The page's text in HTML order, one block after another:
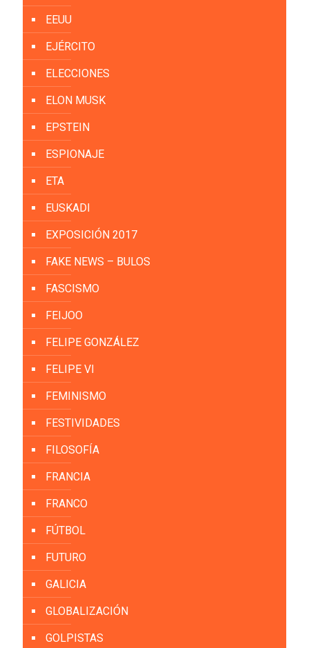
EEUU
EJÉRCITO
ELECCIONES
ELON MUSK
EPSTEIN
ESPIONAJE
ETA
EUSKADI
EXPOSICIÓN 2017
FAKE NEWS – BULOS
FASCISMO
FEIJOO
FELIPE GONZÁLEZ
FELIPE VI
FEMINISMO
FESTIVIDADES
FILOSOFÍA
FRANCIA
FRANCO
FÚTBOL
FUTURO
GALICIA
GLOBALIZACIÓN
GOLPISTAS